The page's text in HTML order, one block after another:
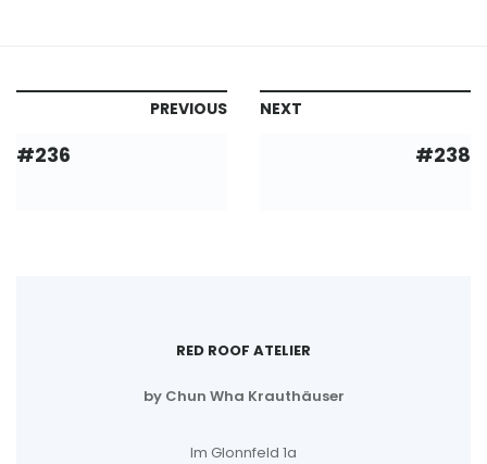
PREVIOUS
#236
NEXT
#238
RED ROOF ATELIER
by Chun Wha Krauthäuser
Im Glonnfeld 1a